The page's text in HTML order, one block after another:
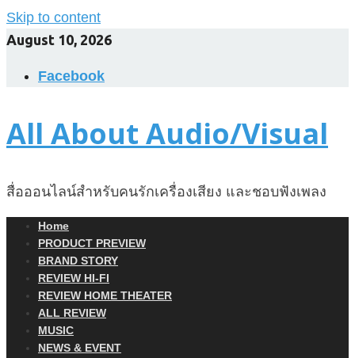
Skip to content
August 10, 2026
Facebook
All About Audio/Visual
สื่อออนไลน์สำหรับคนรักเครื่องเสียง และชอบฟังเพลง
Home
PRODUCT PREVIEW
BRAND STORY
REVIEW HI-FI
REVIEW HOME THEATER
ALL REVIEW
MUSIC
NEWS & EVENT